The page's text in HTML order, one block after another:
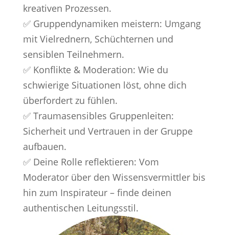
kreativen Prozessen.
✅ Gruppendynamiken meistern: Umgang
mit Vielrednern, Schüchternen und
sensiblen Teilnehmern.
✅ Konflikte & Moderation: Wie du
schwierige Situationen löst, ohne dich
überfordert zu fühlen.
✅ Traumasensibles Gruppenleiten:
Sicherheit und Vertrauen in der Gruppe
aufbauen.
✅ Deine Rolle reflektieren: Vom
Moderator über den Wissensvermittler bis
hin zum Inspirateur – finde deinen
authentischen Leitungsstil.